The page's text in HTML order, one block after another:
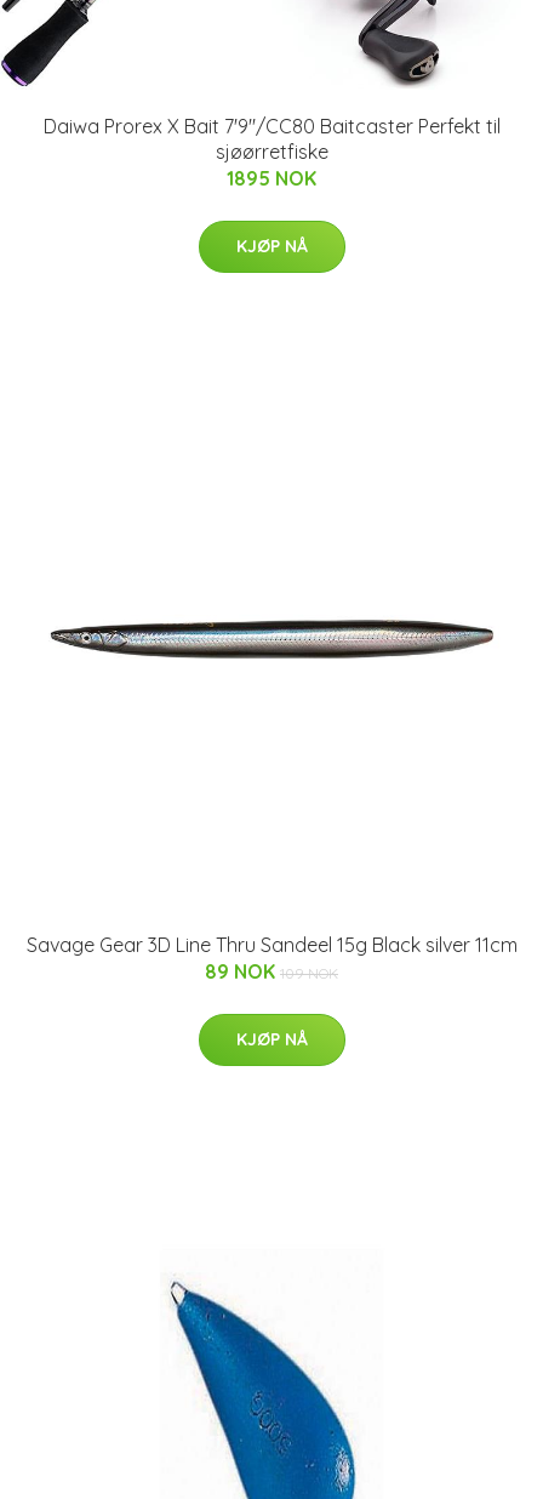
Daiwa Prorex X Bait 7'9"/CC80 Baitcaster Perfekt til
sjøørretfiske
1895 NOK
KJØP NÅ
Savage Gear 3D Line Thru Sandeel 15g Black silver 11cm
89 NOK 109 NOK
KJØP NÅ